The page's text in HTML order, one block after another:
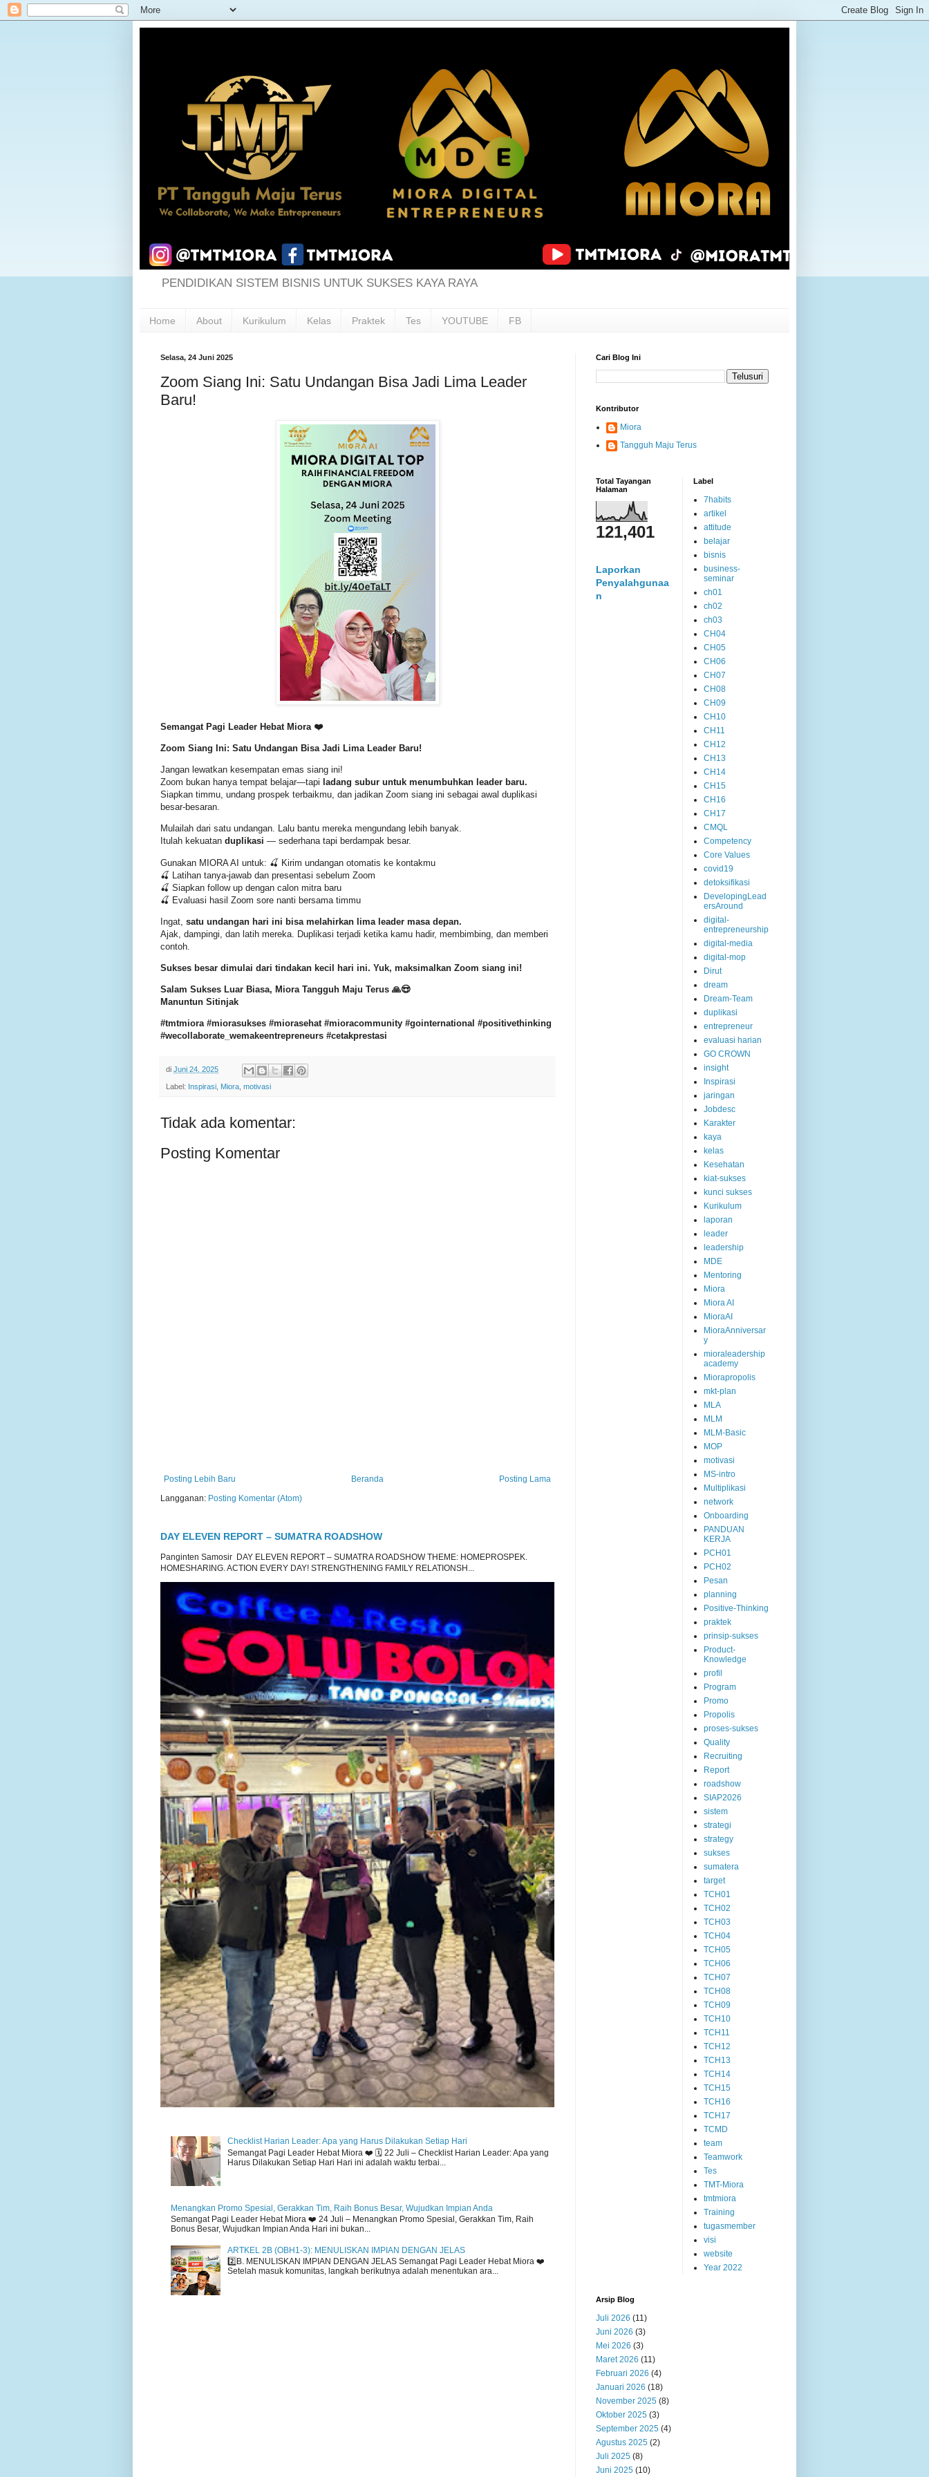
PENDIDIKAN SISTEM BISNIS UNTUK SUKSES KAYA RAYA
Home About Kurikulum Kelas Praktek Tes YOUTUBE FB
Selasa, 24 Juni 2025
Zoom Siang Ini: Satu Undangan Bisa Jadi Lima Leader
Baru!
Semangat Pagi Leader Hebat Miora ❤️
Zoom Siang Ini: Satu Undangan Bisa Jadi Lima Leader Baru!
Jangan lewatkan kesempatan emas siang ini!
Zoom bukan hanya tempat belajar—tapi ladang subur untuk menumbuhkan leader baru.
Siapkan timmu, undang prospek terbaikmu, dan jadikan Zoom siang ini sebagai awal duplikasi
besar-besaran.
Mulailah dari satu undangan. Lalu bantu mereka mengundang lebih banyak.
Itulah kekuatan duplikasi — sederhana tapi berdampak besar.
Gunakan MIORA AI untuk: 🍒 Kirim undangan otomatis ke kontakmu
🍒 Latihan tanya-jawab dan presentasi sebelum Zoom
🍒 Siapkan follow up dengan calon mitra baru
🍒 Evaluasi hasil Zoom sore nanti bersama timmu
Ingat, satu undangan hari ini bisa melahirkan lima leader masa depan.
Ajak, dampingi, dan latih mereka. Duplikasi terjadi ketika kamu hadir, membimbing, dan memberi
contoh.
Sukses besar dimulai dari tindakan kecil hari ini. Yuk, maksimalkan Zoom siang ini!
Salam Sukses Luar Biasa, Miora Tangguh Maju Terus 🙏😍
Manuntun Sitinjak
#tmtmiora #miorasukses #miorasehat #mioracommunity #gointernational #positivethinking
#wecollaborate_wemakeentrepreneurs #cetakprestasi
di Juni 24, 2025
Label: Inspirasi Miora motivasi
Tidak ada komentar:
Posting Komentar
Posting Lebih Baru Posting Lama
Beranda
Langganan: Posting Komentar (Atom)
DAY ELEVEN REPORT – SUMATRA ROADSHOW
Panginten Samosir DAY ELEVEN REPORT – SUMATRA ROADSHOW THEME: HOMEPROSPEK.
HOMESHARING. ACTION EVERY DAY! STRENGTHENING FAMILY RELATIONSH...
Checklist Harian Leader: Apa yang Harus Dilakukan Setiap Hari
Semangat Pagi Leader Hebat Miora ❤️ 🗓️ 22 Juli – Checklist Harian Leader: Apa yang
Harus Dilakukan Setiap Hari Hari ini adalah waktu terbai...
Menangkan Promo Spesial, Gerakkan Tim, Raih Bonus Besar, Wujudkan Impian Anda
Semangat Pagi Leader Hebat Miora ❤️ 24 Juli – Menangkan Promo Spesial, Gerakkan Tim, Raih
Bonus Besar, Wujudkan Impian Anda Hari ini bukan...
ARTKEL 2B (OBH1-3): MENULISKAN IMPIAN DENGAN JELAS
2️⃣B. MENULISKAN IMPIAN DENGAN JELAS Semangat Pagi Leader Hebat Miora ❤️
Setelah masuk komunitas, langkah berikutnya adalah menentukan ara...
Cari Blog Ini
Kontributor
Miora
Tangguh Maju Terus
Total Tayangan
Halaman
121,401
Laporkan
Penyalahgunaa
n
Label
7habits
artikel
attitude
belajar
bisnis
business-
seminar
ch01
ch02
ch03
CH04
CH05
CH06
CH07
CH08
CH09
CH10
CH11
CH12
CH13
CH14
CH15
CH16
CH17
CMQL
Competency
Core Values
covid19
detoksifikasi
DevelopingLead
ersAround
digital-
entrepreneurship
digital-media
digital-mop
Dirut
dream
Dream-Team
duplikasi
entrepreneur
evaluasi harian
GO CROWN
insight
Inspirasi
jaringan
Jobdesc
Karakter
kaya
kelas
Kesehatan
kiat-sukses
kunci sukses
Kurikulum
laporan
leader
leadership
MDE
Mentoring
Miora
Miora AI
MioraAI
MioraAnniversar
y
mioraleadership
academy
Miorapropolis
mkt-plan
MLA
MLM
MLM-Basic
MOP
motivasi
MS-intro
Multiplikasi
network
Onboarding
PANDUAN
KERJA
PCH01
PCH02
Pesan
planning
Positive-Thinking
praktek
prinsip-sukses
Product-
Knowledge
profil
Program
Promo
Propolis
proses-sukses
Quality
Recruiting
Report
roadshow
SIAP2026
sistem
strategi
strategy
sukses
sumatera
target
TCH01
TCH02
TCH03
TCH04
TCH05
TCH06
TCH07
TCH08
TCH09
TCH10
TCH11
TCH12
TCH13
TCH14
TCH15
TCH16
TCH17
TCMD
team
Teamwork
Tes
TMT-Miora
tmtmiora
Training
tugasmember
visi
website
Year 2022
Arsip Blog
Juli 2026 (11)
Juni 2026 (3)
Mei 2026 (3)
Maret 2026 (11)
Februari 2026 (4)
Januari 2026 (18)
November 2025 (8)
Oktober 2025 (3)
September 2025 (4)
Agustus 2025 (2)
Juli 2025 (8)
Juni 2025 (10)